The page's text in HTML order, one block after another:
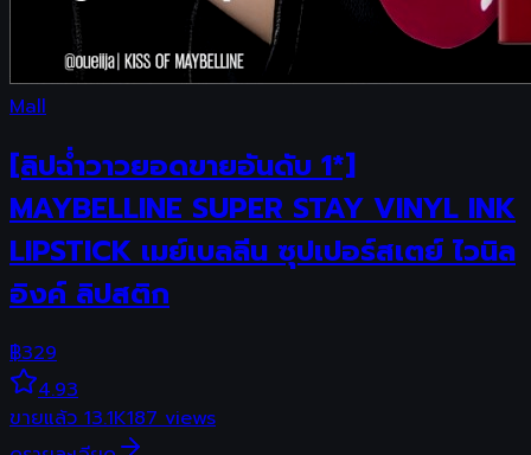
Mall
[ลิปฉ่ำวาวยอดขายอันดับ 1*]
MAYBELLINE SUPER STAY VINYL INK
LIPSTICK เมย์เบลลีน ซุปเปอร์สเตย์ ไวนิล
อิงค์ ลิปสติก
฿329
4.93
ขายแล้ว13.1K187views